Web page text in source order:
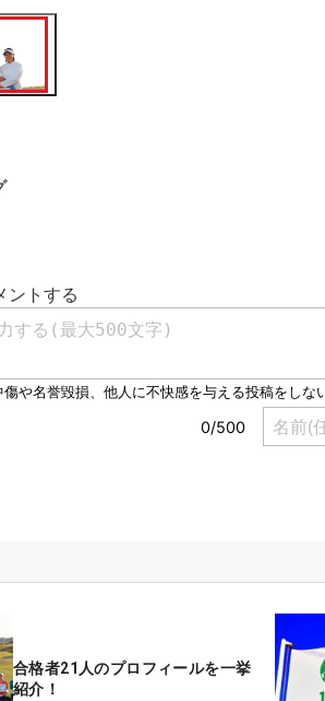
合格者21人のプロフィールを一挙
紹介！